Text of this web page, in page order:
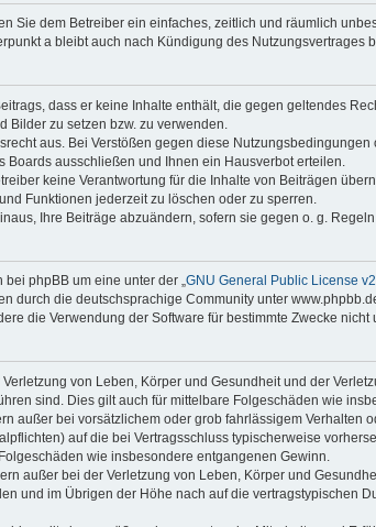
Sie dem Betreiber ein einfaches, zeitlich und räumlich
a bleibt auch nach Kündigung des Nutzungsvertrages
dass er keine Inhalte enthält, die gegen geltendes
Bilder zu setzen bzw. zu verwenden.
aus. Bei Verstößen gegen diese
ausschließen und Ihnen ein Hausverbot erteilen.
keine Verantwortung für die Inhalte von Beiträgen
Funktionen jederzeit zu löschen oder zu sperren.
Ihre Beiträge abzuändern, sofern sie gegen o. g.
phpBB um eine unter der „GNU General Public License v2
durch die deutschsprachige Community unter
die Verwendung der Software für bestimmte Zwecke
von Leben, Körper und Gesundheit und der
sind. Dies gilt auch für mittelbare Folgeschäden wie
außer bei vorsätzlichem oder grob fahrlässigem
auf die bei Vertragsschluss typischerweise
wie insbesondere entgangenen Gewinn.
außer bei der Verletzung von Leben, Körper und
und im Übrigen der Höhe nach auf die vertragstypischen